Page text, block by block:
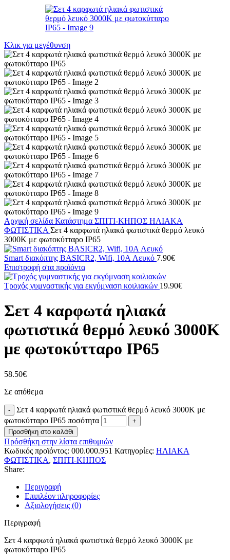
Κλικ για μεγέθυνση
Αρχική σελίδα Κατάστημα ΣΠΙΤΙ-ΚΗΠΟΣ ΗΛΙΑΚΑ
ΦΩΤΙΣΤΙΚΑ Σετ 4 καρφωτά ηλιακά φωτιστικά θερμό λευκό
3000K με φωτοκύτταρο IP65
Smart διακόπτης BASICR2, Wifi, 10A Λευκό 7.90€
Επιστροφή στα προϊόντα
Τροχός γυμναστικής για εκγύμναση κοιλιακών 19.90€
Σετ 4 καρφωτά ηλιακά
φωτιστικά θερμό λευκό 3000K
με φωτοκύτταρο IP65
58.50€
Σε απόθεμα
Σετ 4 καρφωτά ηλιακά φωτιστικά θερμό λευκό 3000K με
φωτοκύτταρο IP65 ποσότητα
Προσθήκη στο καλάθι
Πρόσθήκη στην λίστα επιθυμιών
Κωδικός προϊόντος: 000.000.951 Κατηγορίες: ΗΛΙΑΚΑ
ΦΩΤΙΣΤΙΚΑ, ΣΠΙΤΙ-ΚΗΠΟΣ
Share:
Περιγραφή
Επιπλέον πληροφορίες
Αξιολογήσεις (0)
Περιγραφή
Σετ 4 καρφωτά ηλιακά φωτιστικά θερμό λευκό 3000K με
φωτοκύτταρο IP65